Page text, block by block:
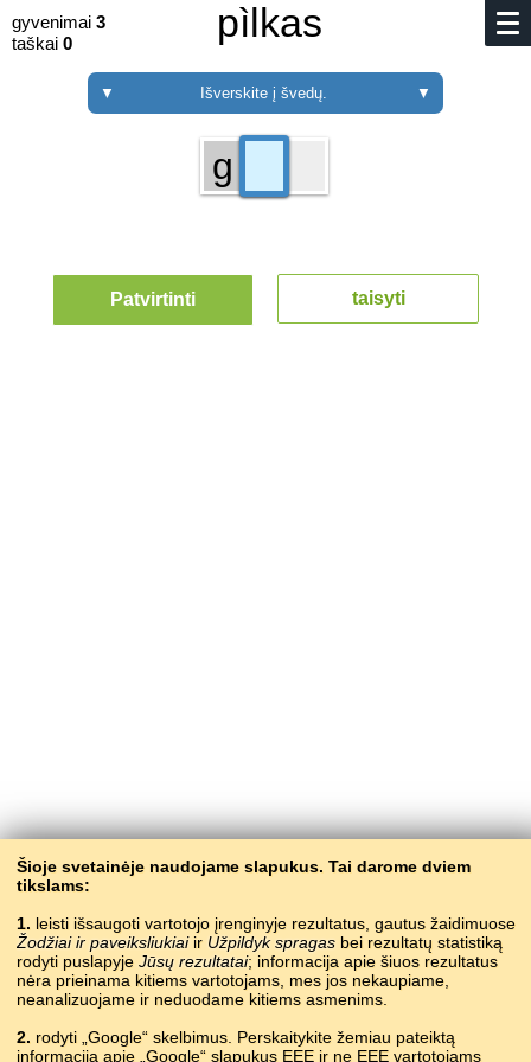
gyvenimai 3
taškai 0 pìlkas
▼ Išverskite į švedų. ▼
Šioje svetainėje naudojame slapukus. Tai darome dviem
tikslams:
1. leisti išsaugoti vartotojo įrenginyje rezultatus, gautus žaidimuose
Žodžiai ir paveiksliukiaiir Užpildyk spragas bei rezultatų statistiką
rodyti puslapyje Jūsų rezultatai; informacija apie šiuos rezultatus
nėra prieinama kitiems vartotojams, mes jos nekaupiame,
neanalizuojame ir neduodame kitiems asmenims.
2. rodyti „Google“ skelbimus. Perskaitykite žemiau pateiktą
informaciją apie „Google“ slapukus EEE ir ne EEE vartotojams